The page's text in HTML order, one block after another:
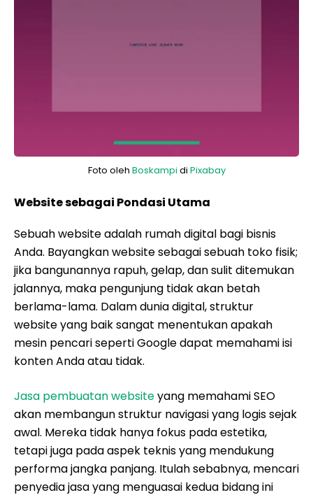
Foto oleh Boskampi di Pixabay
Website sebagai Pondasi Utama
Sebuah website adalah rumah digital bagi bisnis
Anda. Bayangkan website sebagai sebuah toko fisik;
jika bangunannya rapuh, gelap, dan sulit ditemukan
jalannya, maka pengunjung tidak akan betah
berlama-lama. Dalam dunia digital, struktur
website yang baik sangat menentukan apakah
mesin pencari seperti Google dapat memahami isi
konten Anda atau tidak.
Jasa pembuatan websiteyang memahami SEO
akan membangun struktur navigasi yang logis sejak
awal. Mereka tidak hanya fokus pada estetika,
tetapi juga pada aspek teknis yang mendukung
performa jangka panjang. Itulah sebabnya, mencari
penyedia jasa yang menguasai kedua bidang ini